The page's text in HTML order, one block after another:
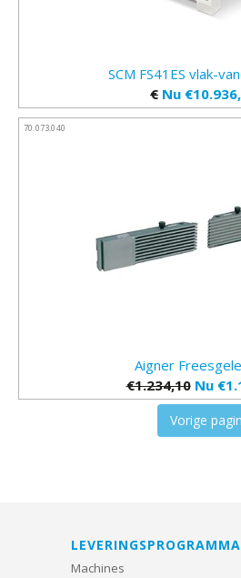
SCM FS41ES vlak-
€ Nu
Aigner
70.073.040
€1.234,10Nu
Vorige
LEVERINGSPROGRAMMA
Machines